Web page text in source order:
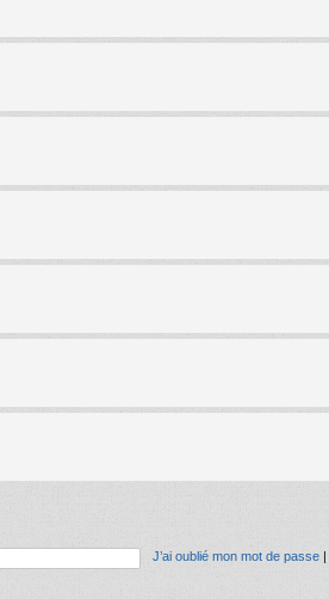
J’ai oublié mon mot de passe